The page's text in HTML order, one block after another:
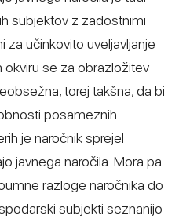
subjektov z zadostnimi
za učinkovito uveljavljanje
okviru se za obrazložitev
torej takšna, da bi
posameznih
je naročnik sprejel
javnega naročila. Mora pa
razloge naročnika do
subjekti seznanijo